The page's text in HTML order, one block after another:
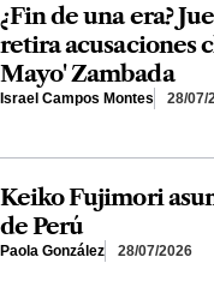
¿Fin de una era?
retira acusaciones
Mayo' Zambada
Israel Campos Montes 28/07/
Keiko Fujimori
de Perú
Paola González 28/07/2026